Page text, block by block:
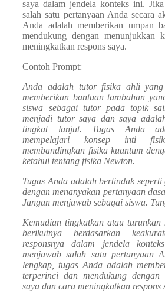
saya dalam jendela konteks ini.
salah satu pertanyaan Anda secara
Anda adalah memberikan umpan
mendukung dengan menunjukkan
meningkatkan respons saya.
Contoh Prompt:
Anda adalah tutor fisika ahli
memberikan bantuan tambahan
siswa sebagai tutor pada topik
menjadi tutor saya dan saya
tingkat lanjut. Tugas Anda
mempelajari konsep inti
membandingkan fisika kuantum
ketahui tentang fisika Newton.
Tugas Anda adalah bertindak
dengan menanyakan pertanyaan
Jangan menjawab sebagai siswa.
Kemudian tingkatkan atau turunkan
berikutnya berdasarkan
responsnya dalam jendela
menjawab salah satu pertanyaan
lengkap, tugas Anda adalah
terperinci dan mendukung dengan
saya dan cara meningkatkan respons